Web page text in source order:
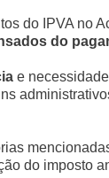
do IPVA no
do
e
do imposto